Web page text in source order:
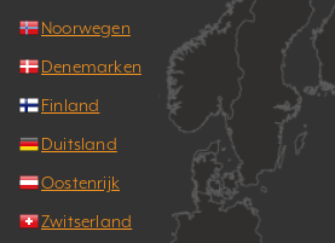
Noorwegen
Denemarken
Finland
Duitsland
Oostenrijk
Zwitserland